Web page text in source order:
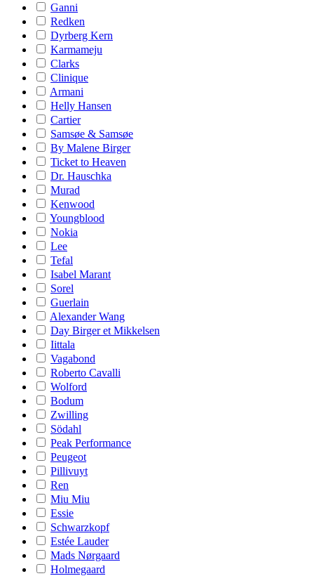
Ganni
Redken
Dyrberg Kern
Karmameju
Clarks
Clinique
Armani
Helly Hansen
Cartier
Samsøe & Samsøe
By Malene Birger
Ticket to Heaven
Dr. Hauschka
Murad
Kenwood
Youngblood
Nokia
Lee
Tefal
Isabel Marant
Sorel
Guerlain
Alexander Wang
Day Birger et Mikkelsen
Iittala
Vagabond
Roberto Cavalli
Wolford
Bodum
Zwilling
Södahl
Peak Performance
Peugeot
Pillivuyt
Ren
Miu Miu
Essie
Schwarzkopf
Estée Lauder
Mads Nørgaard
Holmegaard